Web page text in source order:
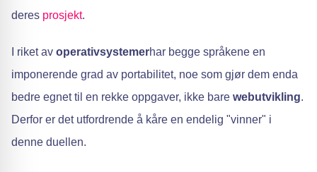
deres prosjekt.
I riket av operativsystemerhar begge språkene en
imponerende grad av portabilitet, noe som gjør dem enda
bedre egnet til en rekke oppgaver, ikke bare webutvikling.
Derfor er det utfordrende å kåre en endelig "vinner" i
denne duellen.